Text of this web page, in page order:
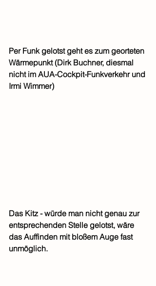
Per Funk gelotst geht es zum georteten
Wärmepunkt (Dirk Buchner, diesmal
nicht im AUA-Cockpit-Funkverkehr und
Irmi Wimmer)
Das Kitz - würde man nicht genau zur
entsprechenden Stelle gelotst, wäre
das Auffinden mit bloßem Auge fast
unmöglich.